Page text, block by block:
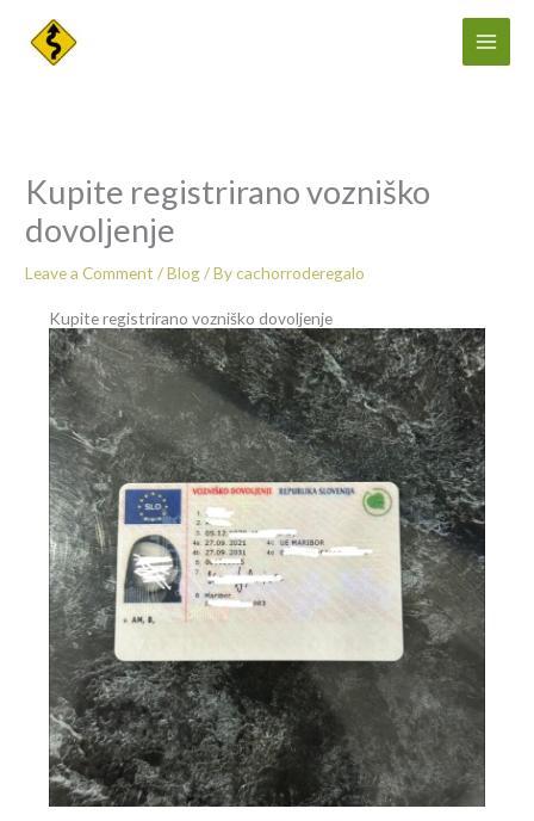
Kupite registrirano vozniško
dovoljenje
Leave a Comment /Blog/ Bycachorroderegalo
Kupite registrirano vozniško dovoljenje